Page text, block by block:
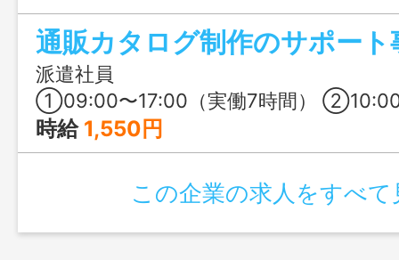
問合せのみも大歓迎、まずはじょぶる福
ご連絡ください。
派遣社員
①09:00〜17:00（実働7時間） ②10:00〜18:00（実働7時間） ※入社1日目のみ9:30〜18:30 ※9:00
時給 1,550円
この企業の求人をすべて